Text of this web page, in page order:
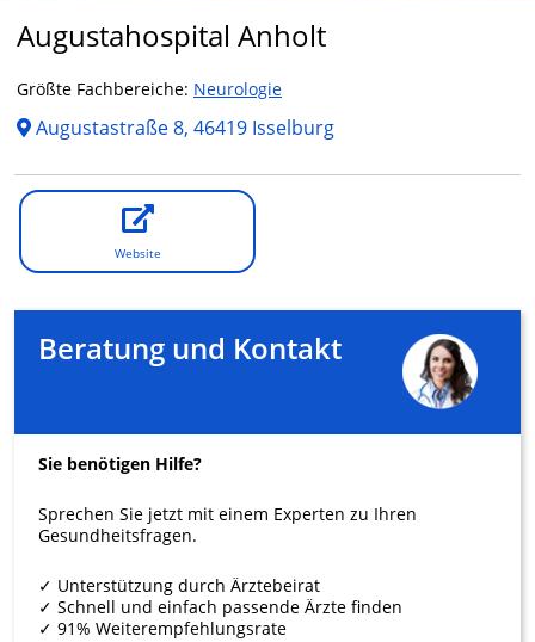
Augustahospital Anholt
Größte Fachbereiche: Neurologie
Augustastraße 8, 46419 Isselburg
Website
Beratung und Kontakt
Sie benötigen Hilfe?
Sprechen Sie jetzt mit einem Experten zu Ihren
Gesundheitsfragen.
✓ Unterstützung durch Ärztebeirat
✓ Schnell und einfach passende Ärzte finden
✓ 91% Weiterempfehlungsrate